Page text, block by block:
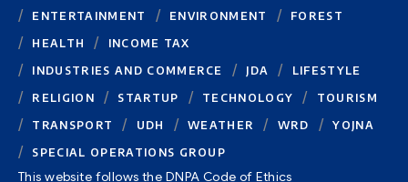
ENTERTAINMENT
ENVIRONMENT
FOREST
HEALTH
INCOME TAX
INDUSTRIES AND COMMERCE
JDA
LIFESTYLE
RELIGION
STARTUP TECHNOLOGY
TOURISM
TRANSPORT
UDH WEATHER WRD
YOJNA
SPECIAL OPERATIONS GROUP
This website follows the DNPA Code of Ethics